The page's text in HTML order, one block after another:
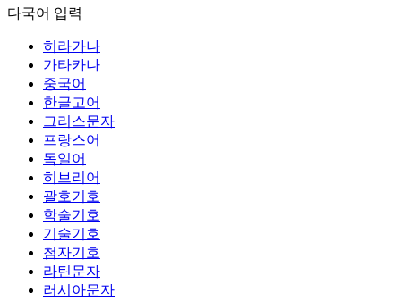
다국어 입력
히라가나
가타카나
중국어
한글고어
그리스문자
프랑스어
독일어
히브리어
괄호기호
학술기호
기술기호
첨자기호
라틴문자
러시아문자